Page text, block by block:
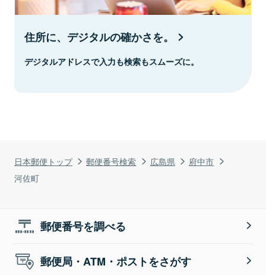
日本郵便トップ 郵便番号検索 広島県
府中市
河佐町
住所に、デジタルの確かさを。
デジタルアドレスで入力も検索もスムーズに。
郵便番号を調べる
郵便局・ATM・ポストをさがす